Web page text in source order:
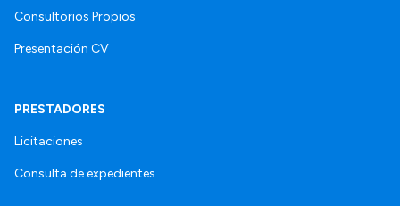
Consultorios Propios
Presentación CV
PRESTADORES
Licitaciones
Consulta de expedientes